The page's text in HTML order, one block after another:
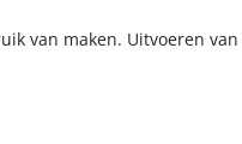
van maken. Uitvoeren van